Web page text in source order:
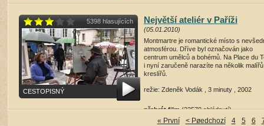
5398 hlasujících
CESTOPISNÝ
Největší ateliér v Paříži
(05.01.2010)
Montmartre je romantické místo s
atmosférou. Dříve byl označován jako
centrum umělců a bohémů. Na Place du
i nyní zaručeně narazíte na několik
kreslířů.
režie: Zdeněk Vodák , 3 minuty , 2002
přehrát film (22570 shlédnutí)
« První < Pøedchozí 4 5 6